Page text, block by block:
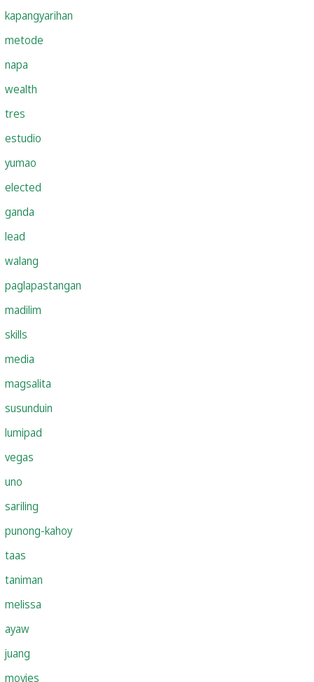
kapangyarihan
metode
napa
wealth
tres
estudio
yumao
elected
ganda
lead
walang
paglapastangan
madilim
skills
media
magsalita
susunduin
lumipad
vegas
uno
sariling
punong-kahoy
taas
taniman
melissa
ayaw
juang
movies